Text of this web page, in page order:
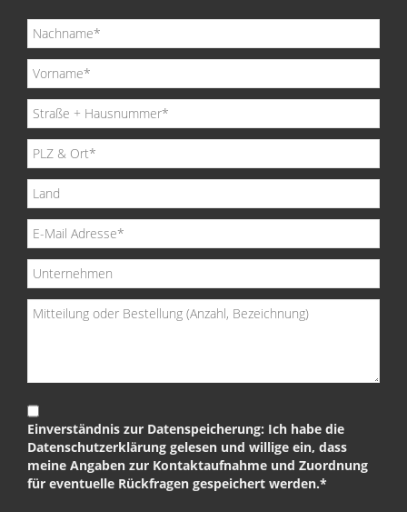
Einverständnis zur Datenspeicherung: Ich habe die
Datenschutzerklärung gelesen und willige ein, dass
meine Angaben zur Kontaktaufnahme und Zuordnung
für eventuelle Rückfragen gespeichert werden.*